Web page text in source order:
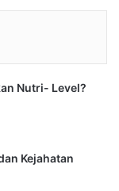
Nutri- Level?
Kejahatan